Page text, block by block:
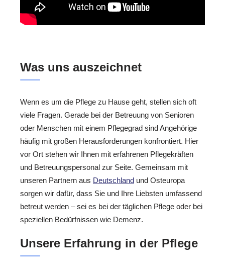
Was uns auszeichnet
Wenn es um die Pflege zu Hause geht, stellen sich oft
viele Fragen. Gerade bei der Betreuung von Senioren
oder Menschen mit einem Pflegegrad sind Angehörige
häufig mit großen Herausforderungen konfrontiert. Hier
vor Ort stehen wir Ihnen mit erfahrenen Pflegekräften
und Betreuungspersonal zur Seite. Gemeinsam mit
unseren Partnern aus Deutschland und Osteuropa
sorgen wir dafür, dass Sie und Ihre Liebsten umfassend
betreut werden – sei es bei der täglichen Pflege oder bei
speziellen Bedürfnissen wie Demenz.
Unsere Erfahrung in der Pflege